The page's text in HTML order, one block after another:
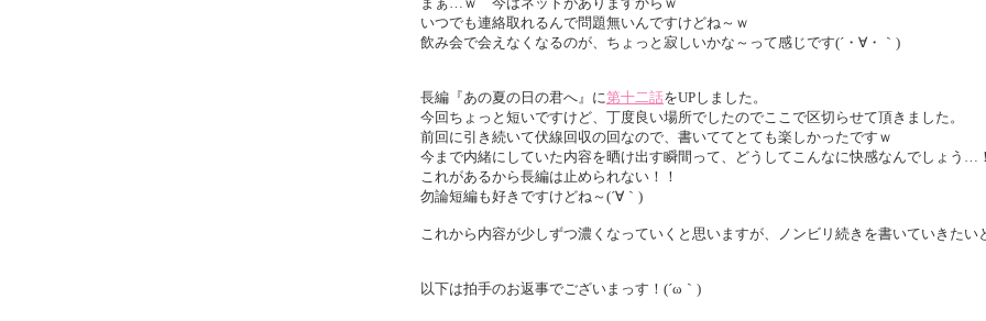
いつでも連絡取れるんで問題無いんですけどね～ｗ
飲み会で会えなくなるのが、ちょっと寂しいかな～って感じです(´・∀・｀)
長編『あの夏の日の君へ』に第十二話をUPしました。
今回ちょっと短いですけど、丁度良い場所でしたのでここで区切らせて頂きました。
前回に引き続いて伏線回収の回なので、書いててとても楽しかったですｗ
今まで内緒にしていた内容を晒け出す瞬間って、どうしてこんなに快感なんでしょう…
これがあるから長編は止められない！！
勿論短編も好きですけどね～(´∀｀)
これから内容が少しずつ濃くなっていくと思いますが、ノンビリ続きを書いていきたい
以下は拍手のお返事でございまっす！(´ω｀)